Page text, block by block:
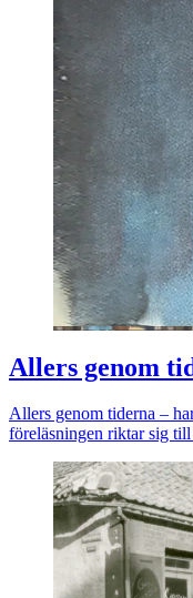
Allers genom
Allers genom tiderna –
föreläsningen riktar sig